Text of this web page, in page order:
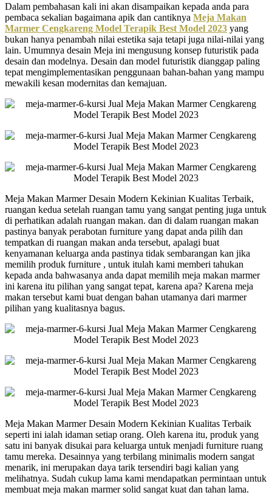
Dalam pembahasan kali ini akan disampaikan kepada anda para
pembaca sekalian bagaimana apik dan cantiknya Meja Makan
Marmer Cengkareng Model Terapik Best Model 2023 yang
bukan hanya penambah nilai estetika saja tetapi juga nilai-nilai yang
lain. Umumnya desain Meja ini mengusung konsep futuristik pada
desain dan modelnya. Desain dan model futuristik dianggap paling
tepat mengimplementasikan penggunaan bahan-bahan yang mampu
mewakili kesan modernitas dan kemajuan.
Meja Makan Marmer Desain Modern Kekinian Kualitas Terbaik,
ruangan kedua setelah ruangan tamu yang sangat penting juga untuk
di perhatikan adalah ruangan makan. dan di dalam ruangan makan
pastinya banyak perabotan furniture yang dapat anda pilih dan
tempatkan di ruangan makan anda tersebut, apalagi buat
kenyamanan keluarga anda pastinya tidak sembarangan kan jika
memilih produk furniture , untuk itulah kami memberi tahukan
kepada anda bahwasanya anda dapat memilih meja makan marmer
ini karena itu pilihan yang sangat tepat, karena apa? Karena meja
makan tersebut kami buat dengan bahan utamanya dari marmer
pilihan yang kualitasnya bagus.
Meja Makan Marmer Desain Modern Kekinian Kualitas Terbaik
seperti ini ialah idaman setiap orang. Oleh karena itu, produk yang
satu ini banyak disukai para keluarga untuk menjadi furniture ruang
tamu mereka. Desainnya yang terbilang minimalis modern sangat
menarik, ini merupakan daya tarik tersendiri bagi kalian yang
melihatnya. Sudah cukup lama kami mendapatkan permintaan untuk
membuat meja makan marmer solid sangat kuat dan tahan lama.